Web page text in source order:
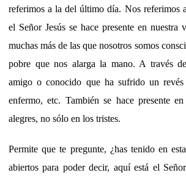
referimos a la del último día. Nos referimos
el Señor Jesús se hace presente en nuestra
muchas más de las que nosotros somos
pobre que nos alarga la mano. A través
amigo o conocido que ha sufrido un revés
enfermo, etc. También se hace presente
alegres, no sólo en los tristes.
Permite que te pregunte, ¿has tenido en
abiertos para poder decir, aquí está el